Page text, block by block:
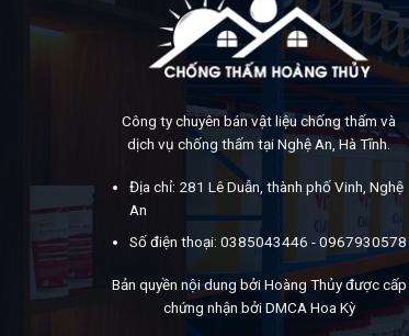
Công ty chuyên bán vật liệu chống thấm và
dịch vụ chống thấm tại Nghệ An, Hà Tĩnh.
Địa chỉ: 281 Lê Duẫn, thành phố Vinh, Nghệ
An
Số điện thoại: 0385043446 - 0967930578
Bản quyền nội dung bởi Hoàng Thủy được cấp
chứng nhận bởi DMCA Hoa Kỳ